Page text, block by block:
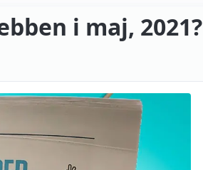
i maj, 2021?